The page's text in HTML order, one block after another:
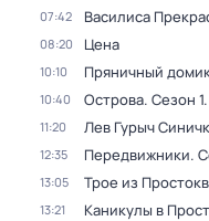
07:42 Василиса
08:20 Цена
10:10 Пряничный
10:40 Острова. Сезон 1
11:20 Лев Гурыч
12:35 Передвижники.
13:05 Трое из
13:21 Каникулы в